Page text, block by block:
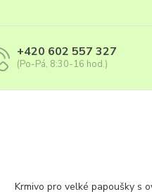
+420 602 557 327
(Po-Pá, 8:30-16 hod.)
Krmivo pro velké papoušky s